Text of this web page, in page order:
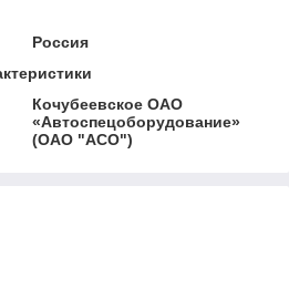
Россия
Кочубеевское ОАО
«Автоспецоборудование»
(ОАО "АСО")